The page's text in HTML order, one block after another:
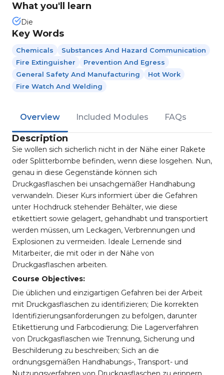
What you'll learn
Die
Key Words
Chemicals
Substances And Hazard Communication
Fire Extinguisher
Prevention And Egress
General Safety And Manufacturing
Hot Work
Fire Watch And Welding
Overview Included Modules FAQs
Description
Sie wollen sich sicherlich nicht in der Nähe einer Rakete
oder Splitterbombe befinden, wenn diese losgehen. Nun,
genau in diese Gegenstände können sich
Druckgasflaschen bei unsachgemäßer Handhabung
verwandeln. Dieser Kurs informiert über die Gefahren
unter Hochdruck stehender Behälter, wie diese
etikettiert sowie gelagert, gehandhabt und transportiert
werden müssen, um Leckagen, Verbrennungen und
Explosionen zu vermeiden. Ideale Lernende sind
Mitarbeiter, die mit oder in der Nähe von
Druckgasflaschen arbeiten.
Course Objectives:
Die üblichen und einzigartigen Gefahren bei der Arbeit
mit Druckgasflaschen zu identifizieren; Die korrekten
Identifizierungsanforderungen zu befolgen, darunter
Etikettierung und Farbcodierung; Die Lagerverfahren
von Druckgasflaschen wie Trennung, Sicherung und
Beschilderung zu beschreiben; Sich an die
ordnungsgemäßen Handhabungs-, Transport- und